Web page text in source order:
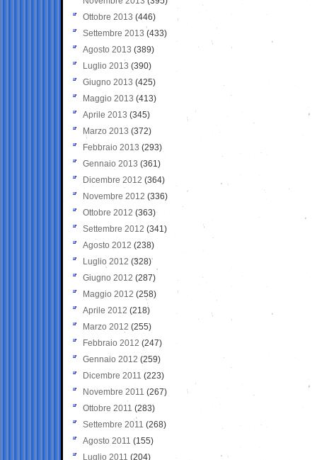
Ottobre 2013 (446)
Settembre 2013 (433)
Agosto 2013 (389)
Luglio 2013 (390)
Giugno 2013 (425)
Maggio 2013 (413)
Aprile 2013 (345)
Marzo 2013 (372)
Febbraio 2013 (293)
Gennaio 2013 (361)
Dicembre 2012 (364)
Novembre 2012 (336)
Ottobre 2012 (363)
Settembre 2012 (341)
Agosto 2012 (238)
Luglio 2012 (328)
Giugno 2012 (287)
Maggio 2012 (258)
Aprile 2012 (218)
Marzo 2012 (255)
Febbraio 2012 (247)
Gennaio 2012 (259)
Dicembre 2011 (223)
Novembre 2011 (267)
Ottobre 2011 (283)
Settembre 2011 (268)
Agosto 2011 (155)
Luglio 2011 (204)